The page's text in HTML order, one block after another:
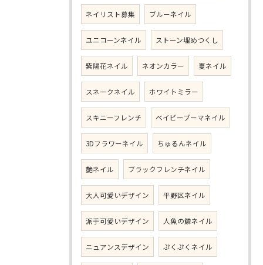
ネイリスト募集 ブルーネイル
ユニコーンネイル ストーン埋めつくし
紫陽花ネイル ネオンカラー 夏ネイル
スネークネイル ホワイトミラー
スキニーフレンチ ベイビーブーマネイル
3Dフラワーネイル ちゅるんネイル
艶ネイル ブラックフレンチネイル
大人可愛いデザイン 平野区ネイル
派手可愛いデザイン 人魚の鱗ネイル
ニュアンスデザイン ぷくぷくネイル